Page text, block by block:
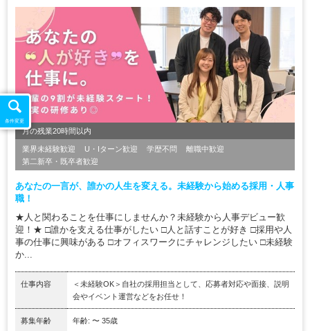
月の残業20時間以内
業界未経験歓迎 U・Iターン歓迎 学歴不問
離職中歓迎
第二新卒・既卒者歓迎
あなたの一言が、誰かの人生を変える。未経験から始める採用・人事
職！
★人と関わることを仕事にしませんか？未経験から人事デビュー歓
迎！★ □誰かを支える仕事がしたい □人と話すことが好き □採用や人
事の仕事に興味がある □オフィスワークにチャレンジしたい □未経験
か...
仕事内容
＜未経験OK＞自社の採用担当として、応募者対応や面接、説明
会やイベント運営などをお任せ！
募集年齢 年齢: 〜 35歳
条件変更